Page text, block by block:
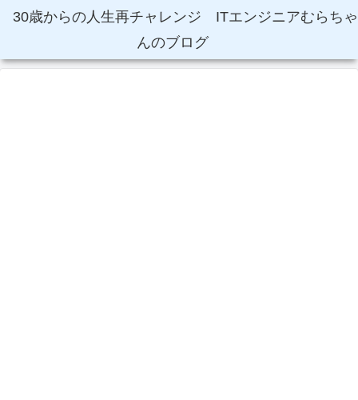
30歳からの人生再チャレンジ ITエンジニアむらちゃ
んのブログ